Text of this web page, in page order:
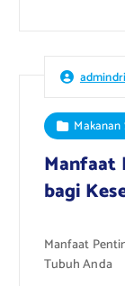
admindri
Makanan
Manfaat
bagi
Manfaat
Tubuh Anda